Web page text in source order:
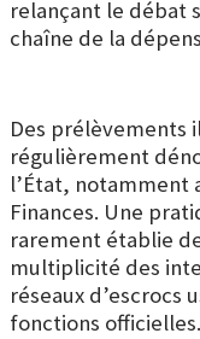
relançant le débat
chaîne de la
Des prélèvements
régulièrement
l’État, notamment
Finances. Une
rarement établie
multiplicité des
réseaux d’escrocs
fonctions officielles.